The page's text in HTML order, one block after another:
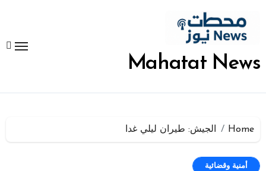
المحتوى
Mahatat News
Home الجيش: طيران ليلي غدا
أمنية وقضائية